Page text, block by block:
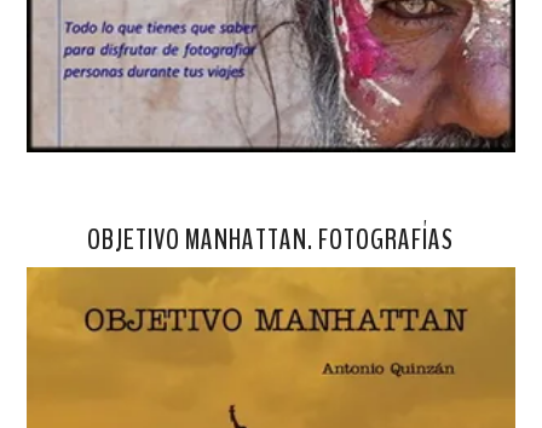
OBJETIVO MANHATTAN. FOTOGRAFÍAS